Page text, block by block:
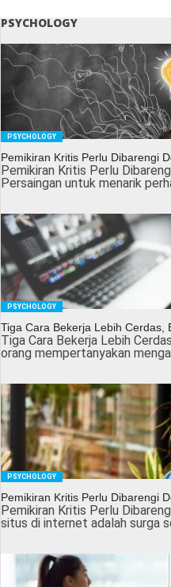
PSYCHOLOGY
PSYCHOLOGY
Pemikiran Kritis Perlu Dibarengi
Pemikiran Kritis Perlu
Persaingan untuk menarik
PSYCHOLOGY
Tiga Cara Bekerja Lebih Cerdas,
Tiga Cara Bekerja Lebih
orang mempertanyakan
PSYCHOLOGY
Pemikiran Kritis Perlu Dibarengi
Pemikiran Kritis Perlu
situs di internet adalah surga